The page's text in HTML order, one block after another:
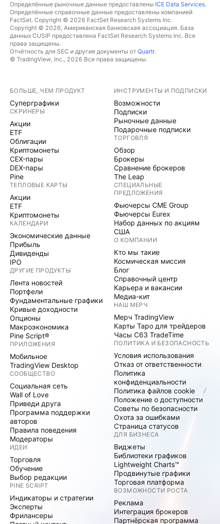
Определённые рыночные данные предоставлены ICE Data Services.
Определённые справочные данные предоставлены компанией
FactSet. Copyright © 2026 FactSet Research Systems Inc.
Copyright © 2026, Американская банковская ассоциация. База
данных CUSIP предоставлена FactSet Research Systems Inc. Все
права защищены.
Отчётность для SEC и другие документы от Quartr.
© TradingView, Inc., 2026 Все права защищены.
БОЛЬШЕ, ЧЕМ ПРОДУКТ
Суперграфики
СКРИНЕРЫ
Акции
ETF
Облигации
Криптомонеты
CEX-пары
DEX-пары
Pine
ТЕПЛОВЫЕ КАРТЫ
Акции
ETF
Криптомонеты
КАЛЕНДАРИ
Экономические данные
Прибыль
Дивиденды
IPO
ДРУГИЕ ПРОДУКТЫ
Лента новостей
Портфели
Фундаментальные графики
Кривые доходности
Опционы
Макроэкономика
Pine Script®
ПРИЛОЖЕНИЯ
Мобильное
TradingView Desktop
СООБЩЕСТВО
Социальная сеть
Wall of Love
Приведи друга
Программа поддержки
авторов
Правила поведения
Модераторы
ИДЕИ
Торговля
Обучение
Выбор редакции
PINE SCRIPT
Индикаторы и стратегии
Эксперты
Фрилансеры
ИНСТРУМЕНТЫ И ПОДПИСКИ
Возможности
Подписки
Рыночные данные
Подарочные подписки
ТОРГОВЛЯ
Обзор
Брокеры
Сравнение брокеров
The Leap
СПЕЦИАЛЬНЫЕ
ПРЕДЛОЖЕНИЯ
Фьючерсы CME Group
Фьючерсы Eurex
Набор данных по акциям
США
О КОМПАНИИ
Кто мы такие
Космическая миссия
Блог
Справочный центр
Карьера и вакансии
Медиа-кит
НАШ МЕРЧ
Мерч TradingView
Карты Таро для трейдеров
Часы C63 TradeTime
ПОЛИТИКА И БЕЗОПАСНОСТЬ
Условия использования
Отказ от ответственности
Политика
конфиденциальности
Политика файлов cookie
Положение о доступности
Советы по безопасности
Охота за ошибками
Страница статусов
ДЛЯ БИЗНЕСА
Виджеты
Библиотеки графиков
Lightweight Charts™
Продвинутые графики
Торговая платформа
ВОЗМОЖНОСТИ РОСТА
Реклама
Интеграция брокеров
Партнёрская программа